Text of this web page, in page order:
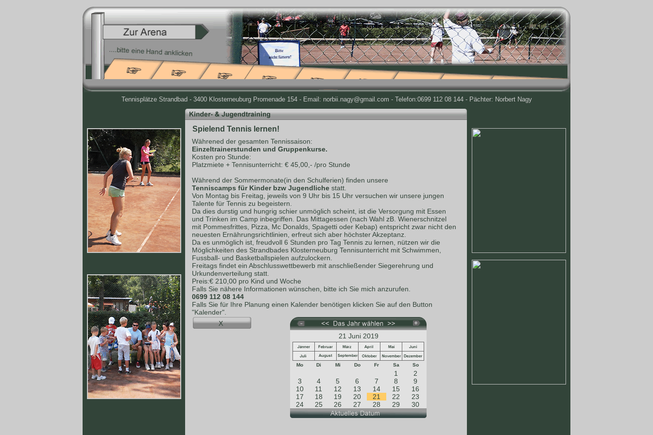
Tennisplätze Strandbad - 3400 Klosterneuburg Promenade 154 - Email: norbii.nagy@gmail.com - Telefon:0699 112 08 144 - Pächter: Norbert Nagy
Spielend Tennis lernen!
Währened der gesamten Tennissaison:
Einzeltrainerstunden und Gruppenkurse.
Kosten pro Stunde:
Platzmiete + Tennisunterricht: € 45,00,- /pro Stunde
Während der Sommermonate(in den Schulferien) finden unsere
Tenniscamps für Kinder bzw Jugendliche statt.
Von Montag bis Freitag, jeweils von 9 Uhr bis 15 Uhr versuchen wir unsere jungen
Talente für Tennis zu begeistern.
Da dies durstig und hungrig schier unmöglich scheint, ist die Versorgung mit Essen
und Trinken im Camp inbegriffen. Das Mittagessen (nach Wahl zB. Wienerschnitzel
mit Pommesfrittes, Pizza, Mc Donalds, Spagetti oder Kebap) entspricht zwar nicht den
neuesten Ernährungsrichtlinien, erfreut sich aber höchster Akzeptanz.
Da es unmöglich ist, freudvoll 6 Stunden pro Tag Tennis zu lernen, nützen wir die
Möglichkeiten des Strandbades Klosterneuburg Tennisunterricht mit Schwimmen,
Fussball- und Basketballspielen aufzulockern.
Freitags findet ein Abschlusswettbewerb mit anschließender Siegerehrung und
Urkundenverteilung statt.
Preis:€ 210,00 pro Kind und Woche
Falls Sie nähere Informationen wünschen, bitte ich Sie mich anzurufen.
0699 112 08 144
Falls Sie für Ihre Planung einen Kalender benötigen klicken Sie auf den Button
"Kalender".
21 Juni 2019
Mo Di Mi Do Fr Sa So
1
2
3
4 5 6 7 8
9
10
11 12 13 14 15
16
17
18 19 20 21 22
23
24
25 26 27 28 29 30